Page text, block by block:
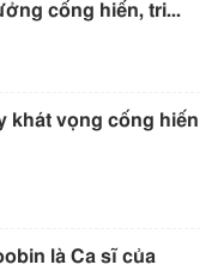
cống hiến, tri...
khát vọng cống hiến
là Ca sĩ của